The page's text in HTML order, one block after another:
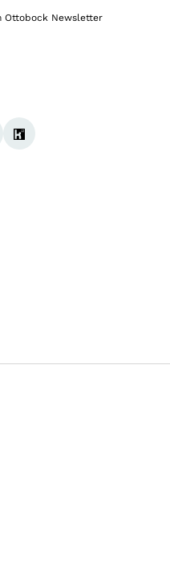
Ottobock Newsletter